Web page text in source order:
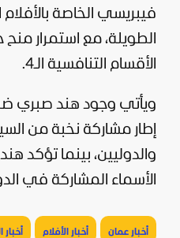
فيبريسي الخاصة بالأفلام
الطويلة، مع استمرار
الأقسام التنافسية الـ4.
ويأتي وجود هند صبري
إطار مشاركة نخبة من
والدوليين، بينما تؤكد
الأسماء المشاركة في
أخبار عمان أخبار الأفلام أخبار